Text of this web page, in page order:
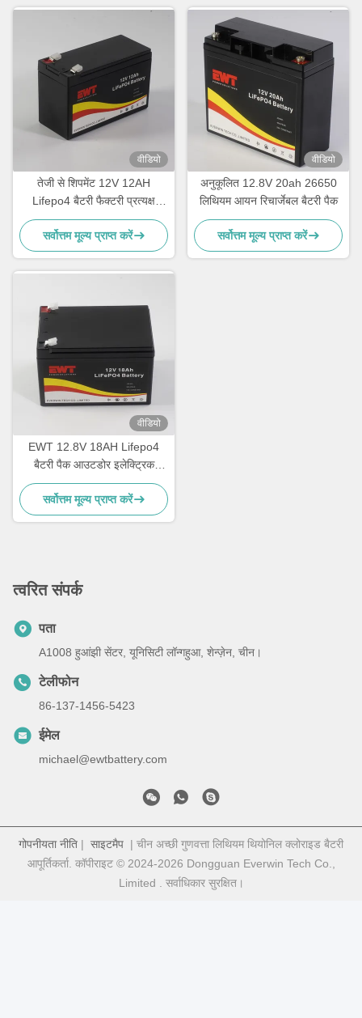
वीडियो
तेजी से शिपमेंट 12V 12AH
Lifepo4 बैटरी फैक्टरी प्रत्यक्ष
बिक्री
सर्वोत्तम मूल्य प्राप्त करें
वीडियो
अनुकूलित 12.8V 20ah 26650
लिथियम आयन रिचार्जेबल बैटरी पैक
सर्वोत्तम मूल्य प्राप्त करें
वीडियो
EWT 12.8V 18AH Lifepo4
बैटरी पैक आउटडोर इलेक्ट्रिक
उपकरण के लिए आपूर्ति
सर्वोत्तम मूल्य प्राप्त करें
त्वरित संपर्क
पता
A1008 हुआंझी सेंटर, यूनिसिटी लॉन्गहुआ, शेन्ज़ेन, चीन।
टेलीफोन
86-137-1456-5423
ईमेल
michael@ewtbattery.com
गोपनीयता नीति | साइटमैप | चीन अच्छी गुणवत्ता लिथियम थियोनिल क्लोराइड बैटरी
आपूर्तिकर्ता. कॉपीराइट © 2024-2026 Dongguan Everwin Tech Co.,
Limited . सर्वाधिकार सुरक्षित।